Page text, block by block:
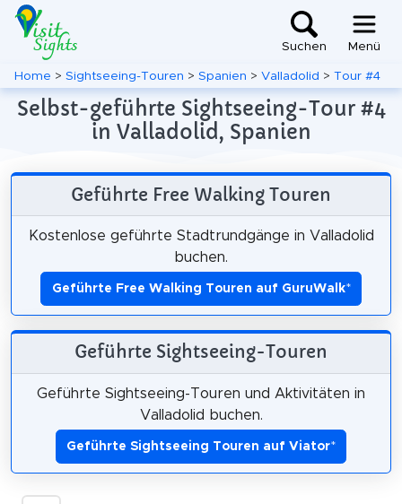
Suchen Menü
Home > Sightseeing-Touren > Spanien > Valladolid > Tour #4
Selbst-geführte Sightseeing-Tour #4
in Valladolid, Spanien
Geführte Free Walking Touren
Kostenlose geführte Stadtrundgänge in Valladolid
buchen.
Geführte Free Walking Touren auf GuruWalk*
Geführte Sightseeing-Touren
Geführte Sightseeing-Touren und Aktivitäten in
Valladolid buchen.
Geführte Sightseeing Touren auf Viator*